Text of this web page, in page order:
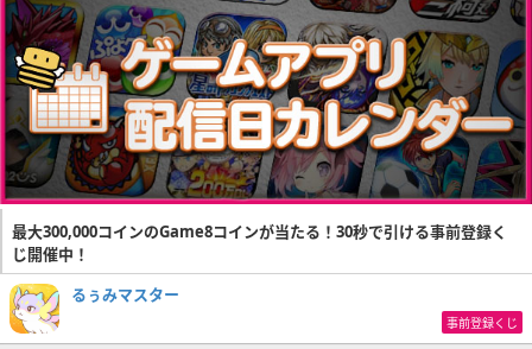
最大300,000コインのGame8コインが当たる！30秒で引ける事前登録く
じ開催中！
るぅみマスター
事前登録くじ